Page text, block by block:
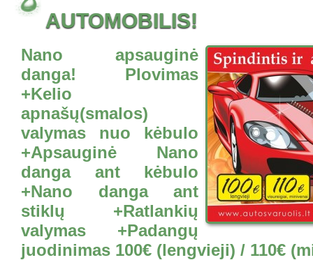
AUTOMOBILIS!
Nano apsauginė
danga! Plovimas
+Kelio
apnašų(smalos)
valymas nuo kėbulo
+Apsauginė Nano
danga ant kėbulo
+Nano danga ant
stiklų +Ratlankių
valymas +Padangų
juodinimas 100€ (lengvieji) / 110€